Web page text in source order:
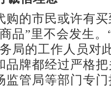
的市民或许有买
品”里不会发生
局的工作人员对
品牌都经过严格
监管局等部门专